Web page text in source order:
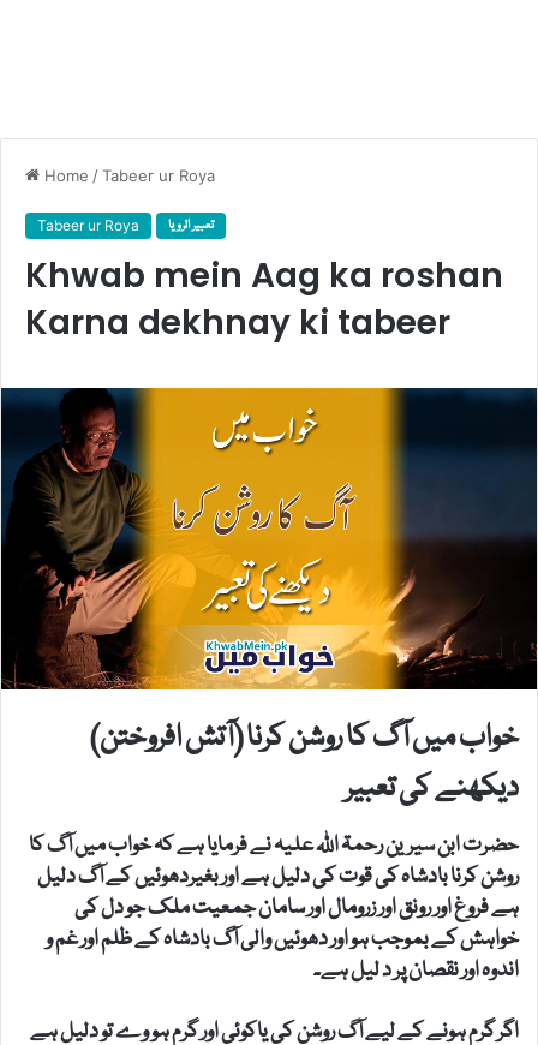
Home /Tabeer ur Roya
Tabeer ur Roya تعبیر الرویا
Khwab mein Aag ka roshan
Karna dekhnay ki tabeer
خواب میں آگ کا روشن کرنا (آتش افروختن)
دیکھنے کی تعبیر
حضرت ابن سیرین رحمۃ اللہ علیہ نے فرمایا ہے کہ خواب میں آگ کا
روشن کرنا بادشاہ کی قوت کی دلیل ہے اور بغیردھوئیں کے آگ دلیل
ہے فروغ اور رونق اور زرومال اور سامان جمعیت ملک جو دل کی
خواہش کے بموجب ہو اور دھوئیں والی آگ بادشاہ کے ظلم اور غم و
اندوہ اور نقصان پر د لیل ہے۔
اگر گرم ہونے کے لیے آگ روشن کی یاکوئی اور گرم ہو وے تو دلیل ہے